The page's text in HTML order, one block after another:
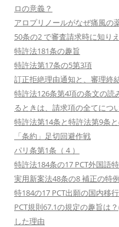
ロの意義？
アロプリノールがなぜ痛風の
50条の2 で審査請求時に知り
特許法181条の趣旨
特許法第17条の5第3項
訂正拒絶理由通知と、審理終
特許法126条第4項の条文の
るときは、請求項の全てにつ
特許法第14条と特許法第9条
「条約」足切回避作戦
パリ条第1条（４）
特許法184条の17 PCT外国語
実用新案法48条の8 補正の特例
特184の17 PCT出願の国内移
PCT規則67.1の規定の趣旨は
した理由